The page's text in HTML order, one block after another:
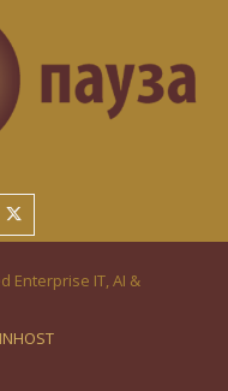
Enterprise IT, AI &
INHOST